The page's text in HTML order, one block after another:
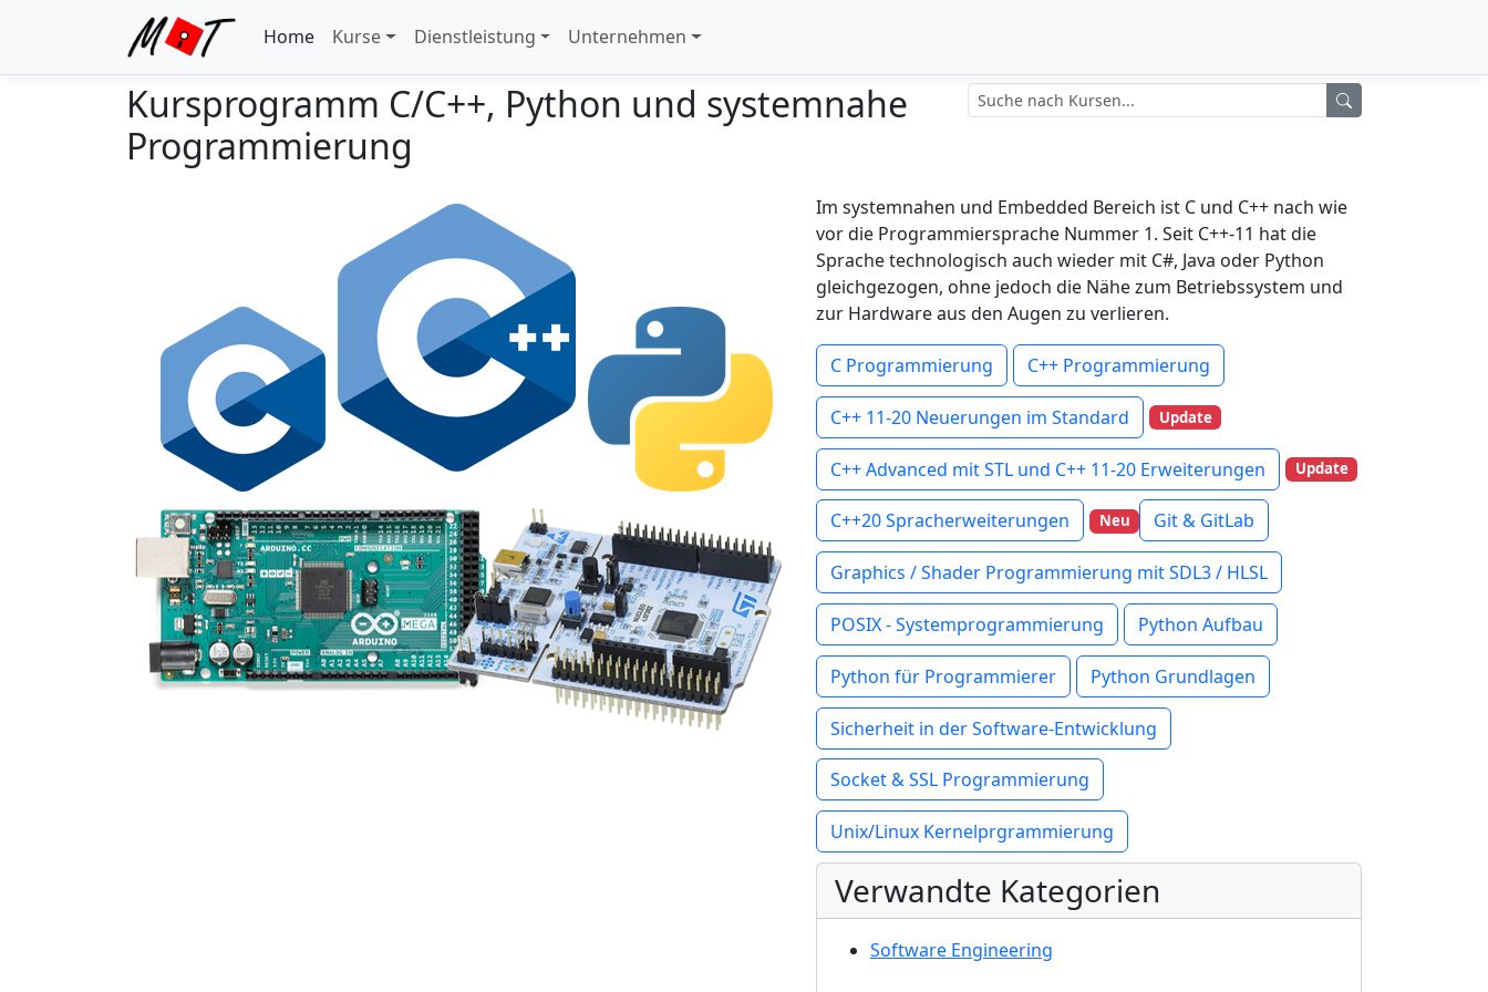
Home Kurse Dienstleistung Unternehmen
Kursprogramm C/C++, Python und systemnahe
Programmierung
Im systemnahen und Embedded Bereich ist C und C++ nach wie
vor die Programmiersprache Nummer 1. Seit C++-11 hat die
Sprache technologisch auch wieder mit C#, Java oder Python
gleichgezogen, ohne jedoch die Nähe zum Betriebssystem und
zur Hardware aus den Augen zu verlieren.
C Programmierung C++ Programmierung
C++ 11-20 Neuerungen im Standard Update
C++ Advanced mit STL und C++ 11-20 Erweiterungen Update
C++20 Spracherweiterungen Neu Git & GitLab
Graphics / Shader Programmierung mit SDL3 / HLSL
POSIX - Systemprogrammierung Python Aufbau
Python für Programmierer Python Grundlagen
Sicherheit in der Software-Entwicklung
Socket & SSL Programmierung
Unix/Linux Kernelprgrammierung
Verwandte Kategorien
Software Engineering